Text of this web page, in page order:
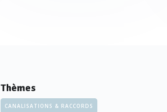
Thèmes
CANALISATIONS & RACCORDS